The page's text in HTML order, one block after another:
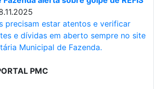
precisam estar atentos e verificar
e dívidas em aberto sempre no site
Municipal de Fazenda.
PMC